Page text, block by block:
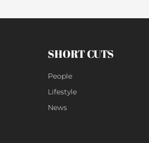
SHORT CUTS
People
Lifestyle
News